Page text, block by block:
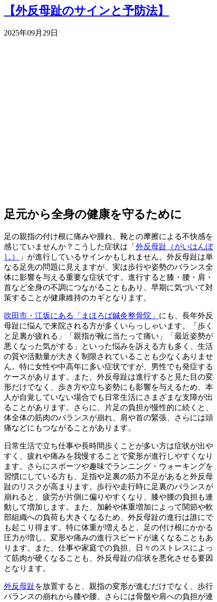
【外反母趾のサインと予防法】
2025年09月29日
足元から全身の健康を守るために
足の親指の付け根に痛みや腫れ、靴との摩擦による不快感を
感じていませんか？こうした症状は「 外反母趾（がいはんぼ
し）
」が進行しているサインかもしれません。外反母趾は単
なる足先の問題に見えますが、実は歩行や姿勢のバランス全
体に影響を与える重要な症状です。進行すると膝・腰・肩・
首など全身の不調につながることもあり、早期に気づいて対
策することが健康維持のカギとなります。
吹田市・江坂にある「まほろば鍼灸整骨院」 にも、長年外反
母趾に悩んで来院される方が多くいらっしゃいます。「歩く
と足裏が疲れる」「親指が靴に当たって痛い」「最近姿勢が
悪くなった気がする」といった悩みを訴える方も多く、生活
の質や活動量が大きく制限されていることも少なくありませ
ん。特に女性や中高年に多い症状ですが、男性でも発症する
ケースがあります。また、外反母趾は進行すると見た目の変
形だけでなく、歩き方や立ち姿勢にも影響を与えるため、本
人が自覚していない場合でも日常生活にさまざまな支障が出
ることがあります。さらに、片足の負担が慢性的に続くと、
体全体の筋肉のバランスが崩れ、肩や首の緊張、さらには頭
痛などにもつながることがあります。
日常生活で立ち仕事や長時間歩くことが多い方は症状が出や
すく、疲れや痛みを我慢することで変形が進行しやすくなり
ます。さらにスポーツや趣味でランニング・ウォーキングを
習慣にしている方も、足指や足裏の筋力不足があると外反母
趾のリスクが高まります。歩行や走行時に足裏のバランスが
崩れると、疲労が片側に偏りやすくなり、膝や腰の負担も連
動して増加します。また、加齢や体重増加によって関節や軟
部組織への負荷も大きくなるため、外反母趾の進行は誰にで
も起こり得ます。特に体重が増えると、足の付け根にかかる
圧力が増し、変形や痛みの進行スピードが速くなることもあ
ります。また、仕事や家庭での負担、日々のストレスによっ
て筋肉が硬くなることも、外反母趾の症状を悪化させる要因
となります。
外反母趾を放置すると、親指の変形が進むだけでなく、歩行
バランスの崩れから膝や腰、さらには骨盤や肩への負担が連